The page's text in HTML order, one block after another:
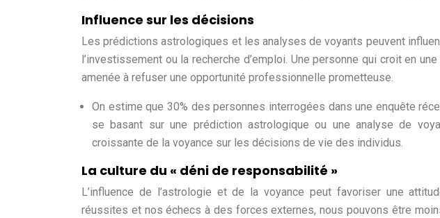
Influence sur les décisions
Les prédictions astrologiques et les analyses de voyants peuvent
l’investissement ou la recherche d’emploi. Une personne qui croit en
amenée à refuser une opportunité professionnelle prometteuse.
On estime que 30% des personnes interrogées dans une enquête
se basant sur une prédiction astrologique ou une analyse de
croissante de la voyance sur les décisions de vie des individus.
La culture du « déni de responsabilité »
L’influence de l’astrologie et de la voyance peut favoriser une
réussites et nos échecs à des forces externes, nous pouvons être